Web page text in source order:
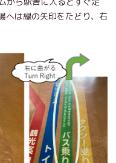
へは緑の矢印をたどり、右